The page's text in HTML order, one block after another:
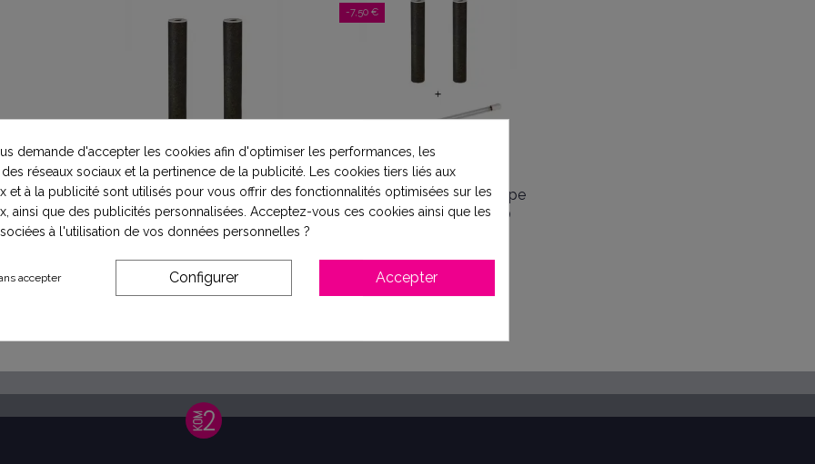
actif
Lot de 2 cartouches
charbon actif Birm® et
KDF® pour centrale
132,90 €
-7,50 €
Pack cartouches et lampe
pour centrale KOMEO
demande d'accepter les cookies afin d'optimiser les performances, les
réseaux sociaux et la pertinence de la publicité. Les cookies tiers liés aux
et à la publicité sont utilisés pour vous offrir des fonctionnalités optimisées sur les
ainsi que des publicités personnalisées. Acceptez-vous ces cookies ainsi que les
à l'utilisation de vos données personnelles ?
accepter Configurer Accepter